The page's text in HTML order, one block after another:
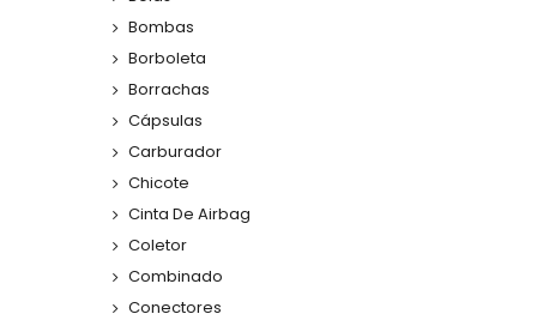
Bombas
Borboleta
Borrachas
Cápsulas
Carburador
Chicote
Cinta De Airbag
Coletor
Combinado
Conectores